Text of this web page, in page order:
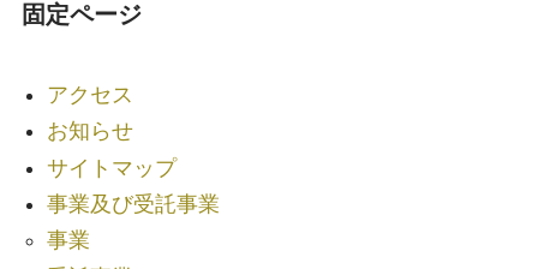
固定ページ
アクセス
お知らせ
サイトマップ
事業及び受託事業
事業